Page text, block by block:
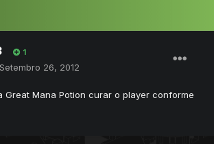
1
Setembro 26, 2012
Great Mana Potion curar o player conforme